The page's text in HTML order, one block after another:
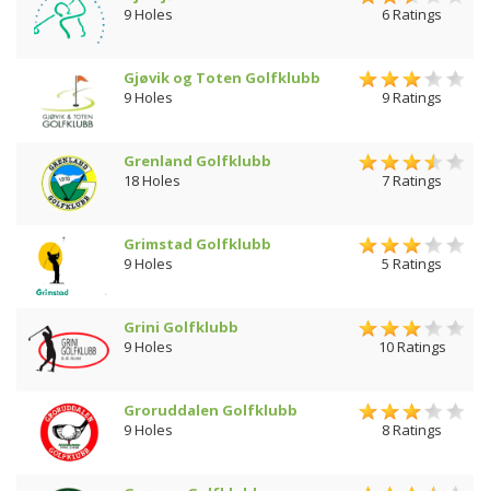
9 Holes
6 Ratings
Gjøvik og Toten Golfklubb
9 Holes
9 Ratings
Grenland Golfklubb
18 Holes
7 Ratings
Grimstad Golfklubb
9 Holes
5 Ratings
Grini Golfklubb
9 Holes
10 Ratings
Groruddalen Golfklubb
9 Holes
8 Ratings